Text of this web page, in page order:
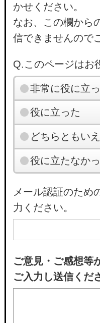
かせください。
なお、この欄から
信できませんので
Q.このページはお
非常に役に立
役に立った
どちらともい
役に立たなか
メール認証のため
力ください。
ご意見・ご感想等
ご入力し送信くだ